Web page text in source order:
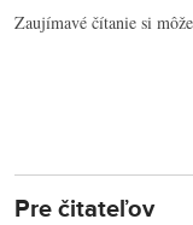
Zaujímavé čítanie si
Pre čitateľov